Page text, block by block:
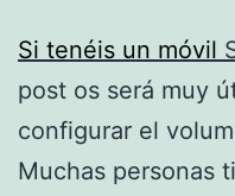
Si tenéis un móvil
post os será muy
configurar el
Muchas personas